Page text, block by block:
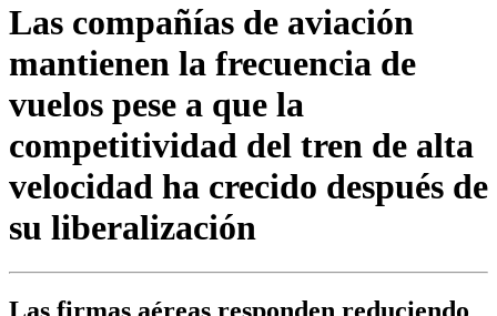
Las compañías de aviación
mantienen la frecuencia de
vuelos pese a que la
competitividad del tren de alta
velocidad ha crecido después de
su liberalización